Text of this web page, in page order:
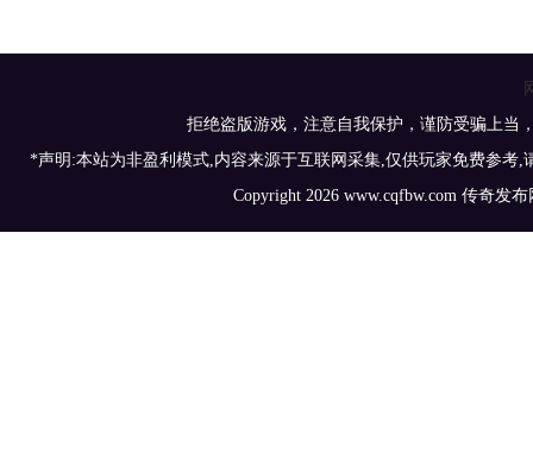
拒绝盗版游戏，注意自我保护，谨防受骗上当
*声明:本站为非盈利模式,内容来源于互联网采集,仅供玩家免费参考
Copyright 2026 www.cqfbw.com 传奇发